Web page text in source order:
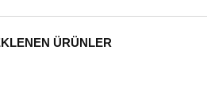
ÜRÜNLER